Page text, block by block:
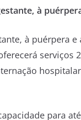
à
à puérpera
para